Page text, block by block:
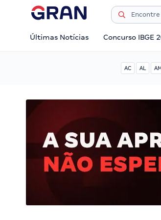
Últimas Notícias Concurso IBGE
AC AL